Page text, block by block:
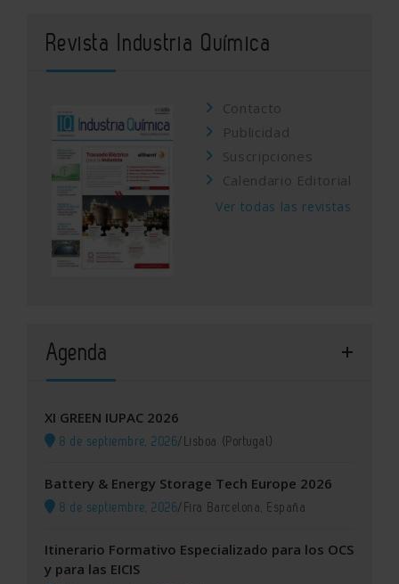
Revista Industria Química
Contacto
Publicidad
Suscripciones
Calendario Editorial
Ver todas las revistas
Agenda
XI GREEN IUPAC 2026
8 de septiembre, 2026/ Lisboa (Portugal)
Battery & Energy Storage Tech Europe 2026
8 de septiembre, 2026/ Fira Barcelona, España
Itinerario Formativo Especializado para los OCS
y para las EICIS